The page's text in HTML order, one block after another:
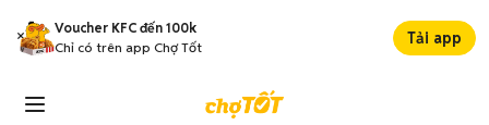
Voucher KFC đến 100k
Chỉ có trên app Chợ Tốt
Tải app